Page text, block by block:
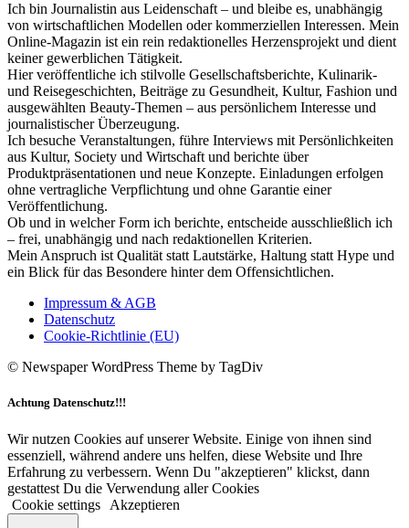
Ich bin Journalistin aus Leidenschaft – und bleibe es, unabhängig
von wirtschaftlichen Modellen oder kommerziellen Interessen. Mein
Online-Magazin ist ein rein redaktionelles Herzensprojekt und dient
keiner gewerblichen Tätigkeit.
Hier veröffentliche ich stilvolle Gesellschaftsberichte, Kulinarik-
und Reisegeschichten, Beiträge zu Gesundheit, Kultur, Fashion und
ausgewählten Beauty-Themen – aus persönlichem Interesse und
journalistischer Überzeugung.
Ich besuche Veranstaltungen, führe Interviews mit Persönlichkeiten
aus Kultur, Society und Wirtschaft und berichte über
Produktpräsentationen und neue Konzepte. Einladungen erfolgen
ohne vertragliche Verpflichtung und ohne Garantie einer
Veröffentlichung.
Ob und in welcher Form ich berichte, entscheide ausschließlich ich
– frei, unabhängig und nach redaktionellen Kriterien.
Mein Anspruch ist Qualität statt Lautstärke, Haltung statt Hype und
ein Blick für das Besondere hinter dem Offensichtlichen.
Impressum & AGB
Datenschutz
Cookie-Richtlinie (EU)
© Newspaper WordPress Theme by TagDiv
Achtung Datenschutz!!!
Wir nutzen Cookies auf unserer Website. Einige von ihnen sind
essenziell, während andere uns helfen, diese Website und Ihre
Erfahrung zu verbessern. Wenn Du "akzeptieren" klickst, dann
gestattest Du die Verwendung aller Cookies
Cookie settings
Akzeptieren